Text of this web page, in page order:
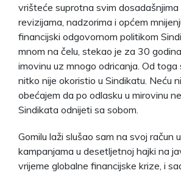
vrišteće suprotna svim dosadašnjima
revizijama, nadzorima i općem
financijski odgovornom politikom
mnom na čelu, stekao je za 30
imovinu uz mnogo odricanja. Od toga
nitko nije okoristio u Sindikatu. Neću
obećajem da po odlasku u mirovinu
Sindikata odnijeti sa sobom.
Gomilu laži slušao sam na svoj račun
kampanjama u desetljetnoj hajki na
vrijeme globalne financijske krize, i